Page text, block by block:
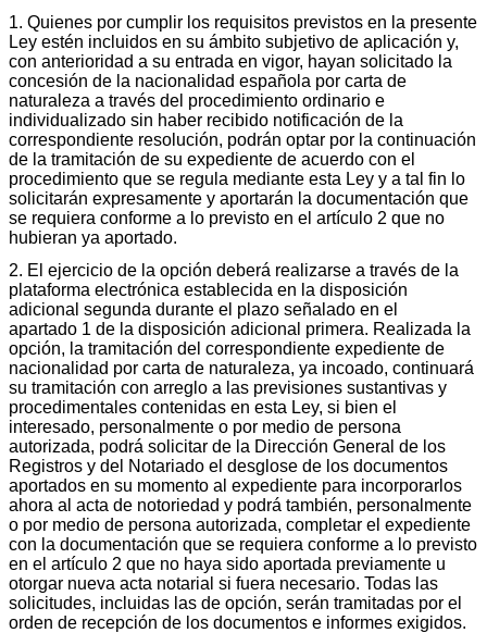
1. Quienes por cumplir los requisitos previstos en la presente
Ley estén incluidos en su ámbito subjetivo de aplicación y,
con anterioridad a su entrada en vigor, hayan solicitado la
concesión de la nacionalidad española por carta de
naturaleza a través del procedimiento ordinario e
individualizado sin haber recibido notificación de la
correspondiente resolución, podrán optar por la continuación
de la tramitación de su expediente de acuerdo con el
procedimiento que se regula mediante esta Ley y a tal fin lo
solicitarán expresamente y aportarán la documentación que
se requiera conforme a lo previsto en el artículo 2 que no
hubieran ya aportado.
2. El ejercicio de la opción deberá realizarse a través de la
plataforma electrónica establecida en la disposición
adicional segunda durante el plazo señalado en el
apartado 1 de la disposición adicional primera. Realizada la
opción, la tramitación del correspondiente expediente de
nacionalidad por carta de naturaleza, ya incoado, continuará
su tramitación con arreglo a las previsiones sustantivas y
procedimentales contenidas en esta Ley, si bien el
interesado, personalmente o por medio de persona
autorizada, podrá solicitar de la Dirección General de los
Registros y del Notariado el desglose de los documentos
aportados en su momento al expediente para incorporarlos
ahora al acta de notoriedad y podrá también, personalmente
o por medio de persona autorizada, completar el expediente
con la documentación que se requiera conforme a lo previsto
en el artículo 2 que no haya sido aportada previamente u
otorgar nueva acta notarial si fuera necesario. Todas las
solicitudes, incluidas las de opción, serán tramitadas por el
orden de recepción de los documentos e informes exigidos.